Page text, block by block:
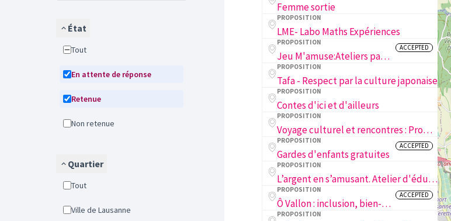
État
Tout
En attente de réponse
Retenue
Non retenue
Quartier
Tout
Ville de Lausanne
Femme sortie
PROPOSITION
LME- Labo Maths Expériences
PROPOSITION
Jeu M'amuse:Ateliers parents-enfants
ACCEPTED
PROPOSITION
Tafa - Respect par la culture japonaise
PROPOSITION
Contes d'ici et d'ailleurs
PROPOSITION
Voyage culturel et rencontres : Promouvoir l’inclusion, la diversité et le lien intergénérationnel
PROPOSITION
Gardes d'enfants gratuites
ACCEPTED
PROPOSITION
L’argent en s’amusant. Atelier d'éducation financière
PROPOSITION
Ô Vallon : inclusion, bien-être et lien social des familles du Vallon
ACCEPTED
PROPOSITION